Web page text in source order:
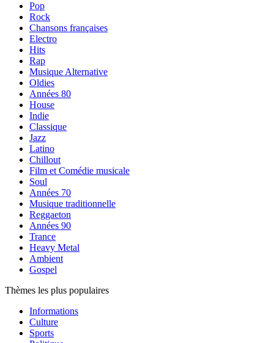
Pop
Rock
Chansons françaises
Electro
Hits
Rap
Musique Alternative
Oldies
Années 80
House
Indie
Classique
Jazz
Latino
Chillout
Film et Comédie musicale
Soul
Années 70
Musique traditionnelle
Reggaeton
Années 90
Trance
Heavy Metal
Ambient
Gospel
Thèmes les plus populaires
Informations
Culture
Sports